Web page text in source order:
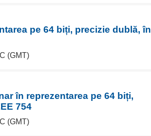
pe 64 biți, precizie dublă, în
(GMT)
în reprezentarea pe 64 biți,
754
(GMT)